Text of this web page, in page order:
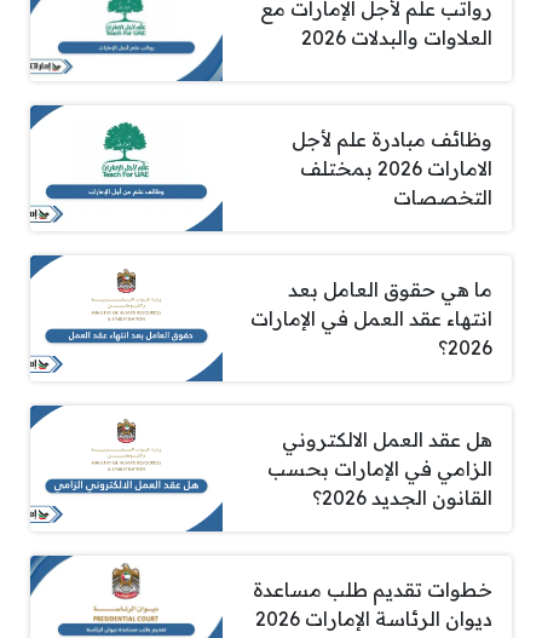
رواتب علم لأجل الإمارات مع
العلاوات والبدلات 2026
وظائف مبادرة علم لأجل
الامارات 2026 بمختلف
التخصصات
ما هي حقوق العامل بعد
انتهاء عقد العمل في الإمارات
2026؟
هل عقد العمل الالكتروني
الزامي في الإمارات بحسب
القانون الجديد 2026؟
خطوات تقديم طلب مساعدة
ديوان الرئاسة الإمارات 2026